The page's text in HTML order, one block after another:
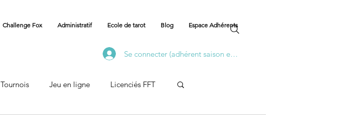
Challenge Fox Administratif Ecole de tarot Blog Espace Adhérents
Se connecter (adhérent saison en cours)
Tournois Jeu en ligne Licenciés FFT